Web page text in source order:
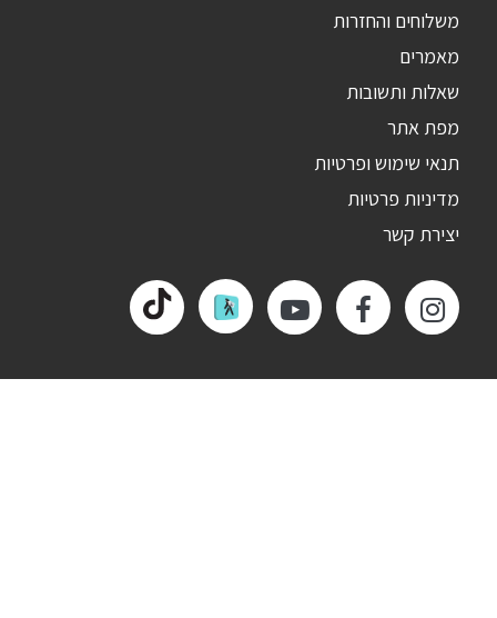
משלוחים והחזרות
מאמרים
שאלות ותשובות
מפת אתר
תנאי שימוש ופרטיות
מדיניות פרטיות
יצירת קשר